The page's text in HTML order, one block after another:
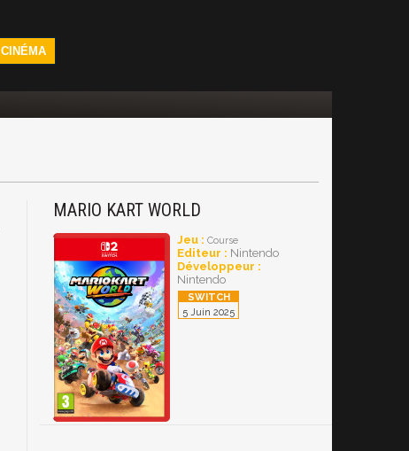
CINÉMA
MARIO KART WORLD
Jeu : Course
Editeur : Nintendo
Développeur :
Nintendo
5 Juin 2025